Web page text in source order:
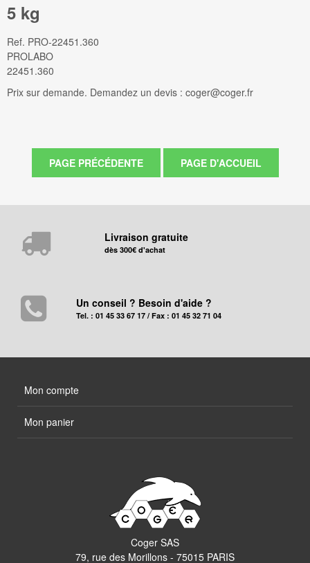
5 kg
Ref. PRO-22451.360
PROLABO
22451.360
Prix sur demande. Demandez un devis : coger@coger.fr
Livraison gratuite
dès 300€ d'achat
Un conseil ? Besoin d'aide ?
Tel. : 01 45 33 67 17 / Fax : 01 45 32 71 04
Mon compte
Mon panier
Coger SAS
79, rue des Morillons - 75015 PARIS